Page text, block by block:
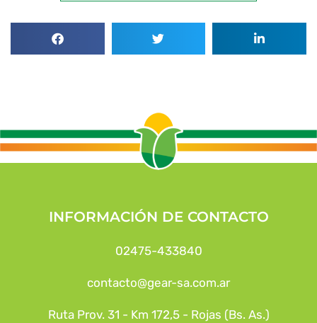
INFORMACIÓN DE CONTACTO
02475-433840
contacto@gear-sa.com.ar
Ruta Prov. 31 - Km 172,5 - Rojas (Bs. As.)